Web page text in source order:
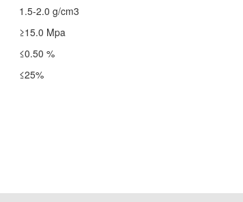
1.5-2.0 g/cm3
≥15.0 Mpa
≤0.50 %
≤25%